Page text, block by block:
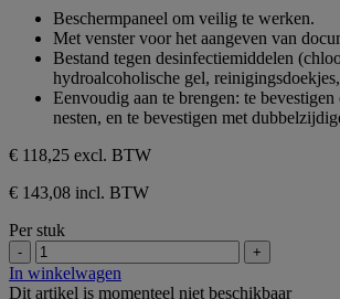
beoordeling
sterren.
beoordeling
Beschermpaneel om veilig te werken.
Met venster voor het aangeven van
Bestand tegen desinfectiemiddelen
hydroalcoholische gel,
Eenvoudig aan te brengen: te
nesten, en te bevestigen met
€ 118,25 excl. BTW
€ 143,08 incl. BTW
Per stuk
- +
In winkelwagen
Dit artikel is momenteel niet beschikbaar